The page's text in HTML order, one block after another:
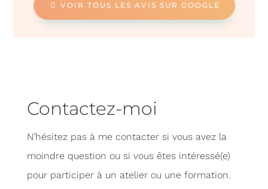
VOIR TOUS LES AVIS SUR GOOGLE
Contactez-moi
N’hésitez pas à me contacter si vous avez la
moindre question ou si vous êtes intéressé(e)
pour participer à un atelier ou une formation.